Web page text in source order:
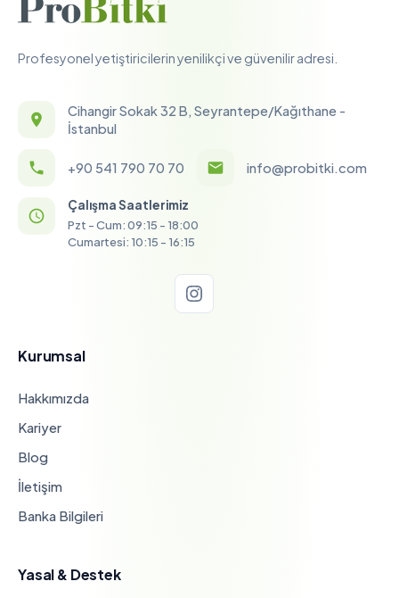
Profesyonel yetiştiricilerin yenilikçi ve güvenilir adresi.
Cihangir Sokak 32 B, Seyrantepe/Kağıthane -
İstanbul
+90 541 790 70 70 info@probitki.com
Çalışma Saatlerimiz
Pzt - Cum: 09:15 - 18:00
Cumartesi: 10:15 - 16:15
Kurumsal
Hakkımızda
Kariyer
Blog
İletişim
Banka Bilgileri
Yasal & Destek